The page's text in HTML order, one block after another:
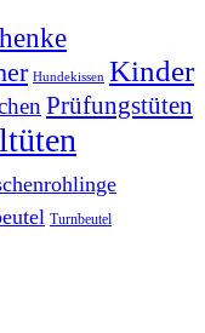
Hundekissen Kinder
Prüfungstüten
Turnbeutel